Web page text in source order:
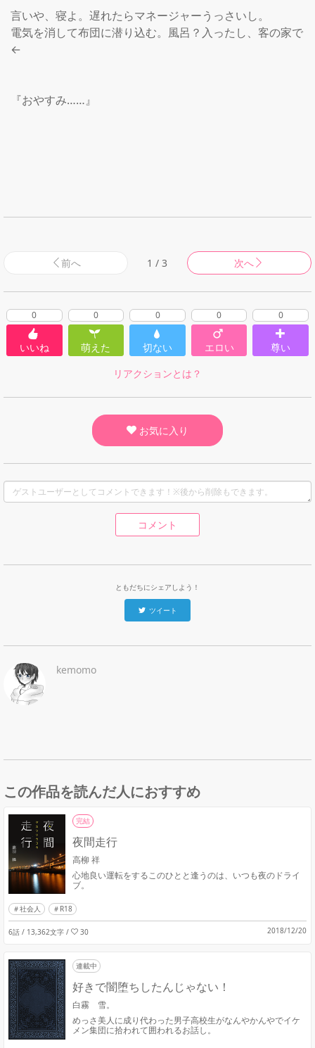
言いや、寝よ。遅れたらマネージャーうっさいし。
電気を消して布団に潜り込む。風呂？入ったし、客の家で
←
『おやすみ……』
前へ 1 / 3 次へ
0
いいね
0
萌えた
0
切ない
0
エロい
0
尊い
リアクションとは？
お気に入り
コメント
ともだちにシェアしよう！
ツイート
kemomo
この作品を読んだ人におすすめ
完結
夜間走行
高柳 祥
心地良い運転をするこのひとと逢うのは、いつも夜のドライ
ブ。
社会人 R18
6話 / 13,362文字 / 30 2018/12/20
連載中
好きで闇堕ちしたんじゃない！
白霧 雪。
めっさ美人に成り代わった男子高校生がなんやかんやでイケ
メン集団に拾われて囲われるお話し。